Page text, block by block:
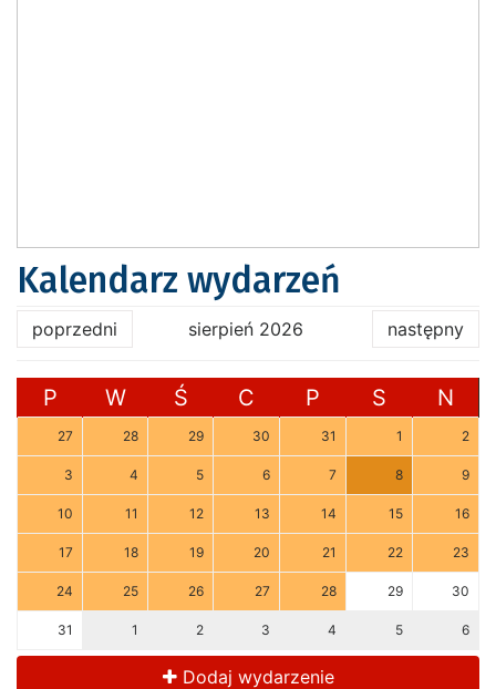
Kalendarz wydarzeń
poprzedni sierpień 2026 następny
P W Ś C P S N
27 28 29 30 31 1 2
3 4 5 6 7 8 9
10 11 12 13 14 15 16
17 18 19 20 21 22 23
24 25 26 27 28 29 30
31 1 2 3 4 5 6
Dodaj wydarzenie